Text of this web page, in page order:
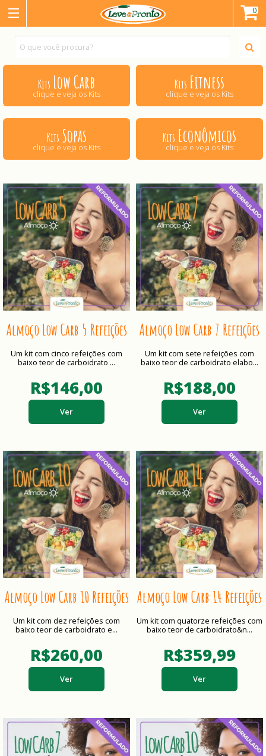
0
Kits Low Carb
clique e veja os Kits
Kits Fitness
clique e veja os Kits
Kits Sopas
clique e veja os Kits
Kits Econômicos
clique e veja os Kits
Almoço Low Carb 5 Refeições
Um kit com cinco refeições com
baixo teor de carboidrato ...
R$146,00
Ver
Almoço Low Carb 7 Refeições
Um kit com sete refeições com
baixo teor de carboidrato elabo...
R$188,00
Ver
Almoço Low Carb 10 Refeições
Um kit com dez refeições com
baixo teor de carboidrato e...
R$260,00
Ver
Almoço Low Carb 14 Refeições
Um kit com quatorze refeições com
baixo teor de carboidrato&n...
R$359,99
Ver